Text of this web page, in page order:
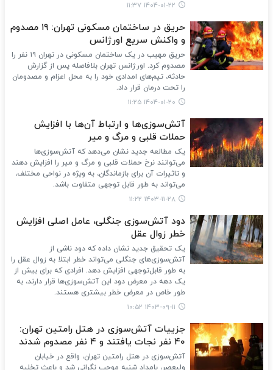
۱۴۰۴-۰۱-۲۲ ۱۱:۳۷
حریق در ساختمان مسکونی تهران: ۱۹ مصدوم
و واکنش سریع اورژانس
حریق مهیب در یک ساختمان مسکونی در تهران ۱۹ نفر را
مصدوم کرد. اورژانس تهران بلافاصله پس از گزارش
حادثه، تیم‌های امدادی خود را به محل اعزام و مصدومان
را تحت درمان قرار داد.
۱۴۰۴-۰۱-۲۰ ۱۱:۲۵
آتش‌سوزی‌ها و ارتباط آن‌ها با افزایش
حملات قلبی و مرگ و میر
یک مطالعه جدید نشان می‌دهد که آتش‌سوزی‌ها
می‌توانند نرخ حملات قلبی و مرگ و میر را افزایش دهند
و تاثیرات آن برای بازماندگان، به ویژه در نواحی مختلف،
می‌تواند به طور قابل توجهی متفاوت باشد.
۱۴۰۳-۱۱-۲۸ ۱۱:۲۲
دود آتش‌سوزی جنگلی، عامل اصلی افزایش
خطر زوال عقل
یک تحقیق جدید نشان داده که دود ناشی از
آتش‌سوزی‌های جنگلی می‌تواند خطر ابتلا به زوال عقل را
به طور قابل‌توجهی افزایش دهد. افرادی که برای بیش از
یک دهه در معرض دود این آتش‌سوزی‌ها قرار دارند، به
طور خاص در معرض خطر بیشتری هستند.
۱۴۰۳-۰۹-۱۱ ۱۰:۵۲
جزییات آتش‌سوزی در هتل رامتین تهران:
۴۰ نفر نجات یافتند و ۴ نفر مصدوم شدند
آتش‌سوزی در هتل رامتین تهران، واقع در خیابان
ولیعصر، بامداد شنبه موجب نگرانی شد و باعث تخلیه